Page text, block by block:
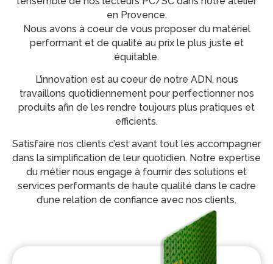
en Provence.
Nous avons à coeur de vous proposer du matériel
performant et de qualité au prix le plus juste et
équitable.
L’innovation est au coeur de notre ADN, nous
travaillons quotidiennement pour perfectionner nos
produits afin de les rendre toujours plus pratiques et
efficients.
Satisfaire nos clients c’est avant tout les accompagner
dans la simplification de leur quotidien. Notre expertise
du métier nous engage à fournir des solutions et
services performants de haute qualité dans le cadre
d’une relation de confiance avec nos clients.